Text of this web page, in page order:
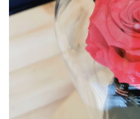
Pachete marturii
Pungi si cutii prajituri
Sticle si borcane
Cutii flori de hartie
Cutii flori de sapun
Cutii flori mixte
Cutii LUX
Aranjamente tematice
1 Martie